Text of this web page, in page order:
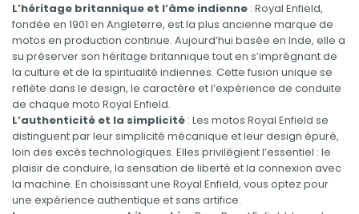
L’héritage britannique et l’âme indienne : Royal Enfield,
fondée en 1901 en Angleterre, est la plus ancienne marque de
motos en production continue. Aujourd’hui basée en Inde, elle a
su préserver son héritage britannique tout en s’imprégnant de
la culture et de la spiritualité indiennes. Cette fusion unique se
reflète dans le design, le caractère et l’expérience de conduite
de chaque moto Royal Enfield.
L’authenticité et la simplicité : Les motos Royal Enfield se
distinguent par leur simplicité mécanique et leur design épuré,
loin des excès technologiques. Elles privilégient l’essentiel : le
plaisir de conduire, la sensation de liberté et la connexion avec
la machine. En choisissant une Royal Enfield, vous optez pour
une expérience authentique et sans artifice.